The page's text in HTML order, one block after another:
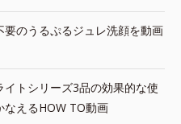
要のうるぷるジュレ洗顔を動画
イトシリーズ3品の効果的な使
なえるHOW TO動画